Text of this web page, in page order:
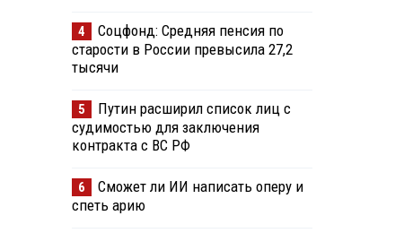
4
Соцфонд: Средняя пенсия по
старости в России превысила 27,2
тысячи
5
Путин расширил список лиц с
судимостью для заключения
контракта с ВС РФ
6
Сможет ли ИИ написать оперу и
спеть арию